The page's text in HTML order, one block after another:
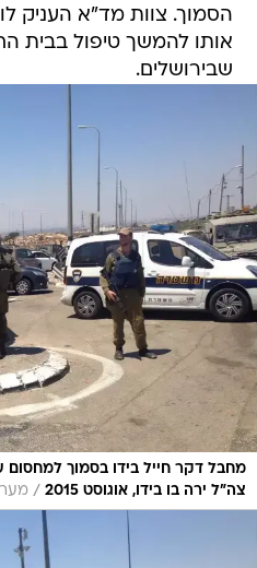
הסמוך. צוות מד"א העניק לו
אותו להמשך טיפול בבית
שבירושלים.
מחבל דקר חייל בידו בסמוך למחסום
צה"ל ירה בו בידו, אוגוסט 2015
/